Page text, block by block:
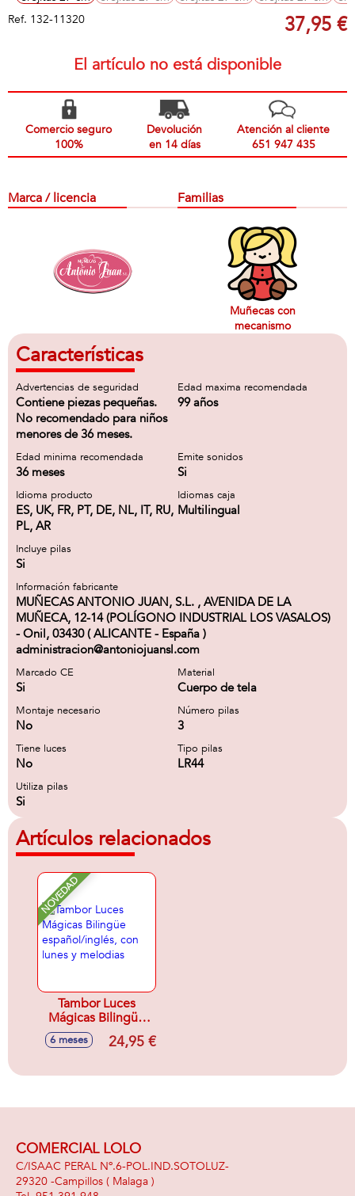
Ref. 132-11320 37,95 €
El artículo no está disponible
Comercio seguro
100%
Devolución
en 14 días
Atención al cliente
651 947 435
Marca / licencia Familias
Muñecas con
mecanismo
Características
Advertencias de seguridad
Contiene piezas pequeñas.
No recomendado para niños
menores de 36 meses.
Edad maxima recomendada
99 años
Edad minima recomendada
36 meses
Emite sonidos
Si
Idioma producto
ES, UK, FR, PT, DE, NL, IT, RU,
PL, AR
Idiomas caja
Multilingual
Incluye pilas
Si
Información fabricante
MUÑECAS ANTONIO JUAN, S.L. , AVENIDA DE LA
MUÑECA, 12-14 (POLÍGONO INDUSTRIAL LOS VASALOS)
- Onil, 03430 ( ALICANTE - España )
administracion@antoniojuansl.com
Marcado CE
Si
Material
Cuerpo de tela
Montaje necesario
No
Número pilas
3
Tiene luces
No
Tipo pilas
LR44
Utiliza pilas
Si
Artículos relacionados
NOVEDAD
Tambor Luces
Mágicas Bilingüe
español/inglés, con
lunes y melodias
6 meses 24,95 €
COMERCIAL LOLO
C/ISAAC PERAL Nº.6-POL.IND.SOTOLUZ-
29320 -Campillos ( Malaga )